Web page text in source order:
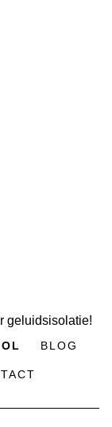
geluidsisolatie!
BLOG